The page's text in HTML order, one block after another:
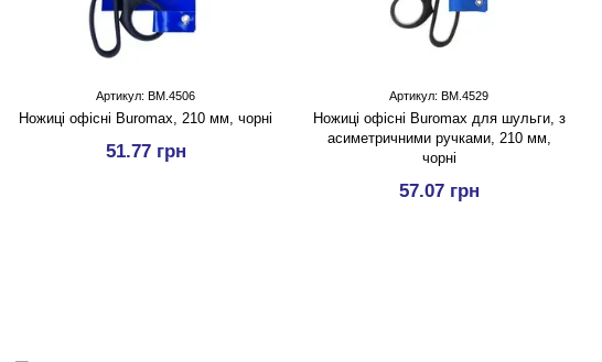
Артикул: BM.4506
Ножиці офісні Buromax, 210 мм, чорні
51.77 грн
Артикул: BM.4529
Ножицi офісні Buromax для шульги, з
асиметричними ручками, 210 мм,
чорні
57.07 грн